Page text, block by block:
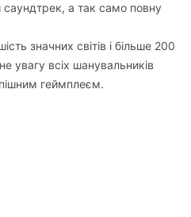
саундтрек, а так само повну
значних світів і більше 200
увагу всіх шанувальників
геймплеєм.